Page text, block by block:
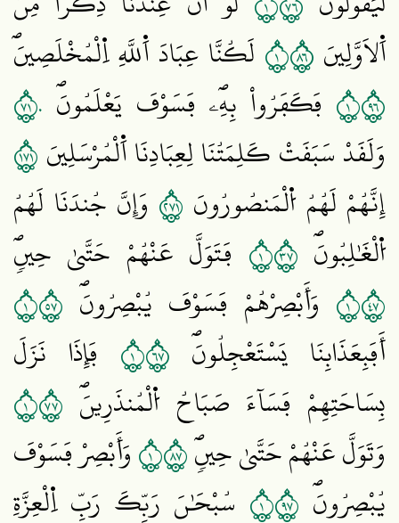
اَ۬لَاوَّلِينَ ١٦٨ لَكُنَّا عِبَادَ اَ۬للَّهِ اِ۬لْمُخْلَصِينَۖ
١٦٩ فَكَفَرُواْ بِهِۦۖ فَسَوْفَ يَعْلَمُونَۖ ١٧٠
وَلَقَدْ سَبَقَتْ كَلِمَتُنَا لِعِبَادِنَا اَ۬لْمُرْسَلِينَ١٧١
إِنَّهُمْ لَهُمُ اُ۬لْمَنصُورُونَ ١٧٢ وَإِنَّ جُندَنَا لَهُمُ
اُ۬لْغَٰلِبُونَۖ ١٧٣ فَتَوَلَّ عَنْهُمْ حَتَّيٰ حِينٖۖ
١٧٤ وَأَبْصِرْهُمْ فَسَوْفَ يُبْصِرُونَۖ ١٧٥
أَفَبِعَذَابِنَا يَسْتَعْجِلُونَۖ ١٧٦ فَإِذَا نَزَلَ
بِسَاحَتِهِمْ فَسَآءَ صَبَاحُ اُ۬لْمُنذَرِينَۖ ١٧٧
وَتَوَلَّ عَنْهُمْ حَتَّيٰ حِينٖۖ١٧٨وَأَبْصِرْ فَسَوْفَ
يُبْصِرُونَۖ ١٧٩ سُبْحَٰنَ رَبِّكَ رَبِّ اِ۬لْعِزَّةِ